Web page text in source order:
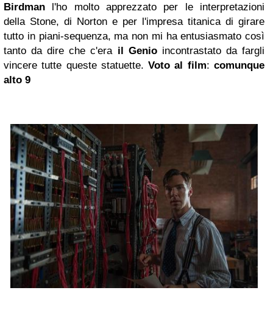
Birdman
l'ho molto apprezzato per le interpretazioni
della Stone, di Norton e per l'impresa titanica di girare
tutto in piani-sequenza, ma non mi ha entusiasmato così
tanto da dire che c'era il Genioincontrastato da fargli
vincere tutte queste statuette.Voto al film:comunque
alto 9